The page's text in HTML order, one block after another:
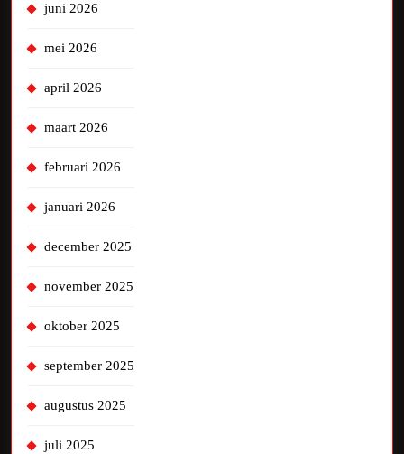
juni 2026
mei 2026
april 2026
maart 2026
februari 2026
januari 2026
december 2025
november 2025
oktober 2025
september 2025
augustus 2025
juli 2025